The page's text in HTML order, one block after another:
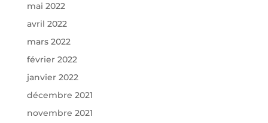
mai 2022
avril 2022
mars 2022
février 2022
janvier 2022
décembre 2021
novembre 2021